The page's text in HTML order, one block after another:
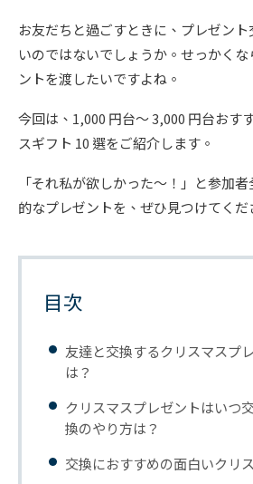
お友だちと過ごすときに、プレゼン
いのではないでしょうか。せっかく
ントを渡したいですよね。
今回は、1,000 円台〜 3,000 円台おす
スギフト 10 選をご紹介します。
「それ私が欲しかった〜！」と参加
的なプレゼントを、ぜひ見つけてくだ
目次
友達と交換するクリスマスプ
は？
クリスマスプレゼントはいつ
換のやり方は？
交換におすすめの面白いクリ